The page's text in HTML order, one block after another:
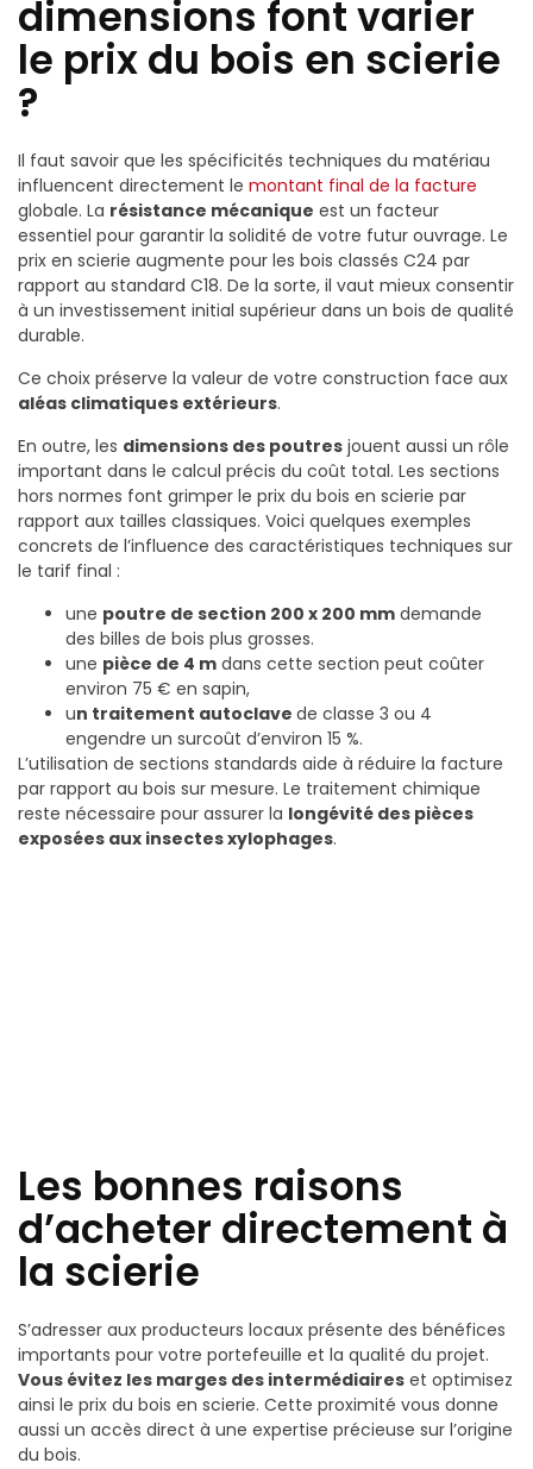
dimensions font varier
le prix du bois en scierie
?
Il faut savoir que les spécificités techniques du matériau
influencent directement le montant final de la facture
globale. La résistance mécanique est un facteur
essentiel pour garantir la solidité de votre futur ouvrage. Le
prix en scierie augmente pour les bois classés C24 par
rapport au standard C18. De la sorte, il vaut mieux consentir
à un investissement initial supérieur dans un bois de qualité
durable.
Ce choix préserve la valeur de votre construction face aux
aléas climatiques extérieurs.
En outre, les dimensions des poutres jouent aussi un rôle
important dans le calcul précis du coût total. Les sections
hors normes font grimper le prix du bois en scierie par
rapport aux tailles classiques. Voici quelques exemples
concrets de l’influence des caractéristiques techniques sur
le tarif final :
une poutre de section 200 x 200 mm demande
des billes de bois plus grosses.
une pièce de 4 m dans cette section peut coûter
environ 75 € en sapin,
un traitement autoclave de classe 3 ou 4
engendre un surcoût d’environ 15 %.
L’utilisation de sections standards aide à réduire la facture
par rapport au bois sur mesure. Le traitement chimique
reste nécessaire pour assurer la longévité des pièces
exposées aux insectes xylophages.
Les bonnes raisons
d’acheter directement à
la scierie
S’adresser aux producteurs locaux présente des bénéfices
importants pour votre portefeuille et la qualité du projet.
Vous évitez les marges des intermédiaires et optimisez
ainsi le prix du bois en scierie. Cette proximité vous donne
aussi un accès direct à une expertise précieuse sur l’origine
du bois.